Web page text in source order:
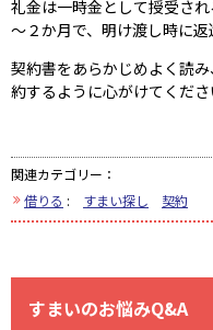
礼金は一時金として授受さ
～２か月で、明け渡し時に返
契約書をあらかじめよく読
約するように心がけてくださ
関連カテゴリー：
借りる : すまい探し 契約
すまいのお悩みQ&A